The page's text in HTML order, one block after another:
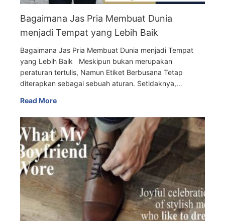
Bagaimana Jas Pria Membuat Dunia
menjadi Tempat yang Lebih Baik
Bagaimana Jas Pria Membuat Dunia menjadi Tempat
yang Lebih Baik Meskipun bukan merupakan
peraturan tertulis, Namun Etiket Berbusana Tetap
diterapkan sebagai sebuah aturan. Setidaknya,…
Read More